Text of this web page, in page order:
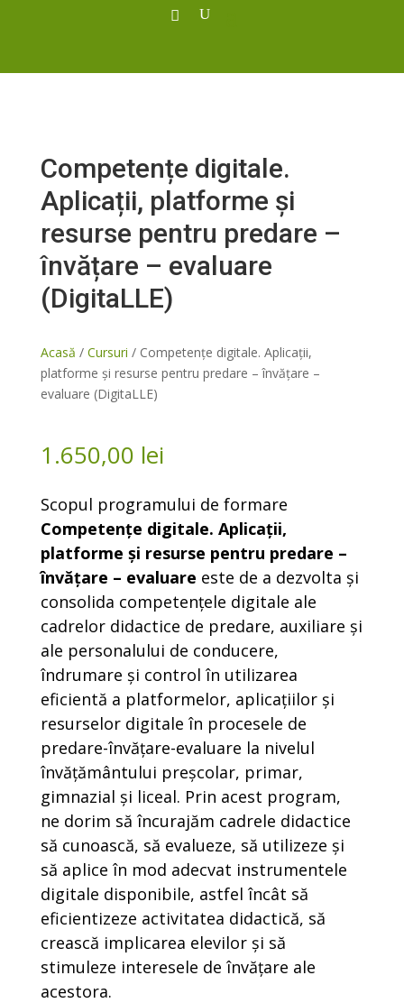
Competențe digitale.
Aplicații, platforme și
resurse pentru predare –
învățare – evaluare
(DigitaLLE)
Acasă / Cursuri / Competențe digitale. Aplicații,
platforme și resurse pentru predare – învățare –
evaluare (DigitaLLE)
1.650,00 lei
Scopul programului de formare
Competențe digitale. Aplicații,
platforme și resurse pentru predare –
învățare – evaluare este de a dezvolta și
consolida competențele digitale ale
cadrelor didactice de predare, auxiliare și
ale personalului de conducere,
îndrumare și control în utilizarea
eficientă a platformelor, aplicațiilor și
resurselor digitale în procesele de
predare-învățare-evaluare la nivelul
învățământului preșcolar, primar,
gimnazial și liceal. Prin acest program,
ne dorim să încurajăm cadrele didactice
să cunoască, să evalueze, să utilizeze și
să aplice în mod adecvat instrumentele
digitale disponibile, astfel încât să
eficientizeze activitatea didactică, să
crească implicarea elevilor și să
stimuleze interesele de învățare ale
acestora.